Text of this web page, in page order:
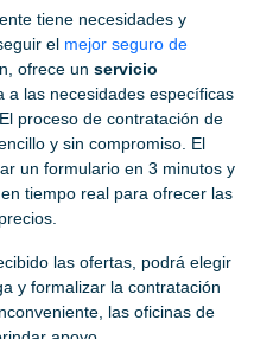
tiene necesidades y
el mejor seguro de
ofrece un servicio
a las necesidades específicas
proceso de contratación de
y sin compromiso. El
un formulario en 3 minutos y
tiempo real para ofrecer las
las ofertas, podrá elegir
y formalizar la contratación
las oficinas de